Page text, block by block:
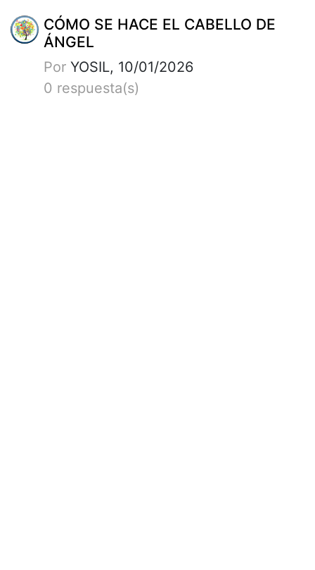
CÓMO SE HACE EL CABELLO DE
ÁNGEL
Por YOSIL, 10/01/2026
0 respuesta(s)